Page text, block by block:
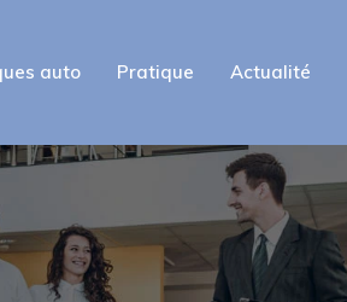
auto Pratique Actualité